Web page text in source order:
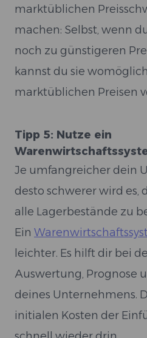
marktüblichen
machen: Selbst, wenn
noch zu günstigeren
kannst du sie
marktüblichen Preisen
Tipp 5: Nutze ein
Je umfangreicher dein
desto schwerer wird es,
alle Lagerbestände zu
Ein
leichter. Es hilft dir bei
Auswertung, Prognose
deines Unternehmens.
initialen Kosten der